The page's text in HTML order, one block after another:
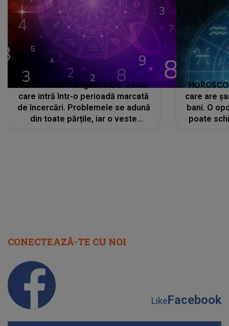
HOROSCOP 7 august 2026. Zodia
care intră într-o perioadă marcată
de încercări. Problemele se adună
din toate părțile, iar o veste
care are
bani. O
poate
CONECTEAZĂ-TE CU NOI
LikeFacebook